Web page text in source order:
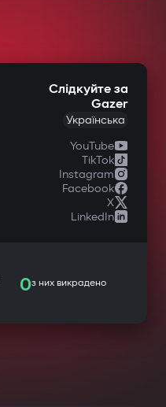
Слідкуйте за
Gazer
Українська
YouTube
TikTok
Instagram
Facebook
X
LinkedIn
0з них викрадено